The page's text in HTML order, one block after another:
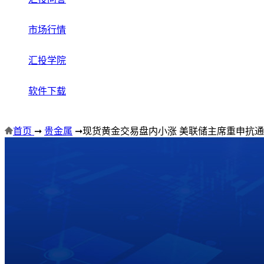
市场行情
汇投学院
软件下载
首页 ➞ 贵金属 ➞现货黄金交易盘内小涨 美联储主席重申抗